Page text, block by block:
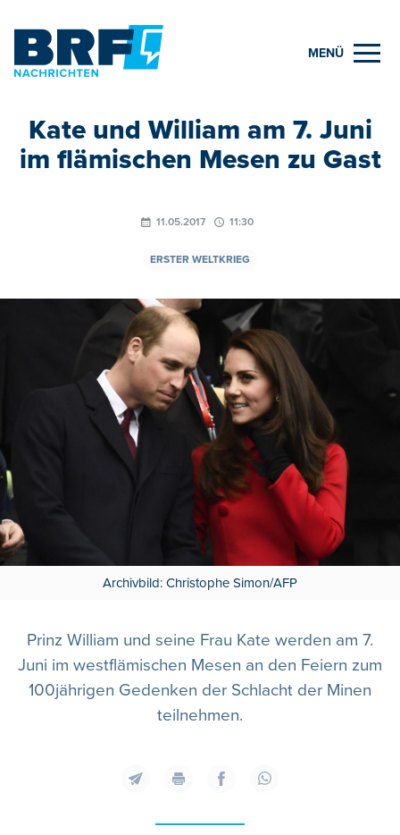
MENÜ
Kate und William am 7. Juni
im flämischen Mesen zu Gast
11.05.2017 11:30
ERSTER WELTKRIEG
Archivbild: Christophe Simon/AFP
Prinz William und seine Frau Kate werden am 7.
Juni im westflämischen Mesen an den Feiern zum
100jährigen Gedenken der Schlacht der Minen
teilnehmen.